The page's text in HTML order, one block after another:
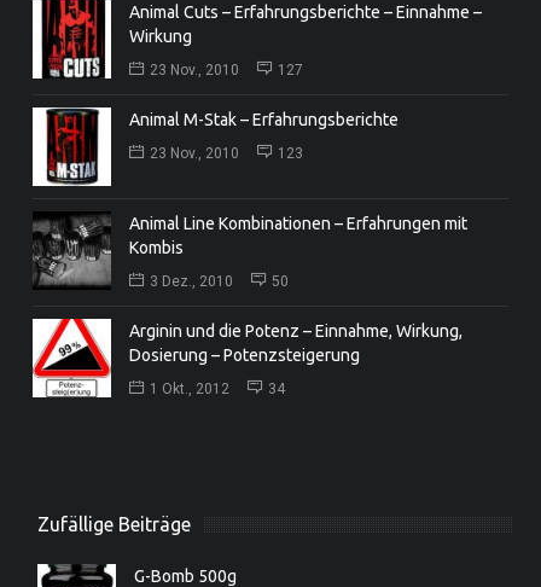
Animal Cuts – Erfahrungsberichte – Einnahme –
Wirkung
23 Nov., 2010 127
Animal M-Stak – Erfahrungsberichte
23 Nov., 2010 123
Animal Line Kombinationen – Erfahrungen mit
Kombis
3 Dez., 2010 50
Arginin und die Potenz – Einnahme, Wirkung,
Dosierung – Potenzsteigerung
1 Okt., 2012 34
Zufällige Beiträge
G-Bomb 500g